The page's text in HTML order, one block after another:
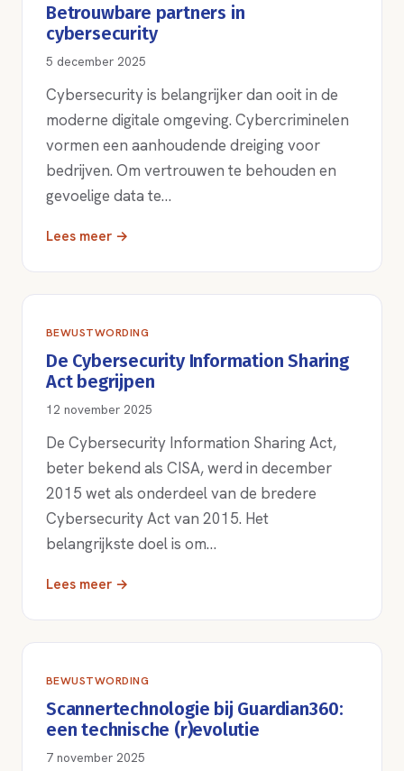
Betrouwbare partners in
cybersecurity
5 december 2025
Cybersecurity is belangrijker dan ooit in de
moderne digitale omgeving. Cybercriminelen
vormen een aanhoudende dreiging voor
bedrijven. Om vertrouwen te behouden en
gevoelige data te…
Lees meer →
BEWUSTWORDING
De Cybersecurity Information Sharing
Act begrijpen
12 november 2025
De Cybersecurity Information Sharing Act,
beter bekend als CISA, werd in december
2015 wet als onderdeel van de bredere
Cybersecurity Act van 2015. Het
belangrijkste doel is om…
Lees meer →
BEWUSTWORDING
Scannertechnologie bij Guardian360:
een technische (r)evolutie
7 november 2025